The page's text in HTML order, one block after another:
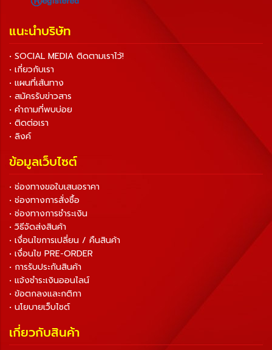
แนะนำบริษัท
• SOCIAL MEDIA ติดตามเราไว้!
• เกี่ยวกับเรา
• แผนที่เส้นทาง
• สมัครรับข่าวสาร
• คำถามที่พบบ่อย
• ติดต่อเรา
• ลิงค์
ข้อมูลเว็บไซต์
• ช่องทางขอใบเสนอราคา
• ช่องทางการสั่งซื้อ
• ช่องทางการชำระเงิน
• วิธีจัดส่งสินค้า
• เงื่อนไขการเปลี่ยน / คืนสินค้า
• เงื่อนไข PRE-ORDER
• การรับประกันสินค้า
• แจ้งชำระเงินออนไลน์
• ข้อตกลงและกติกา
• นโยบายเว็บไซต์
เกี่ยวกับสินค้า